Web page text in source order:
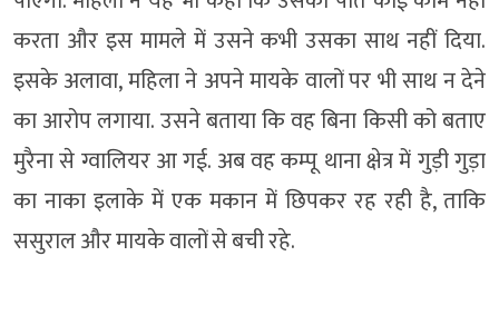
करता और इस मामले में उसने कभी उसका साथ नहीं दिया.
इसके अलावा, महिला ने अपने मायके वालों पर भी साथ न देने
का आरोप लगाया. उसने बताया कि वह बिना किसी को बताए
मुरैना से ग्वालियर आ गई. अब वह कम्पू थाना क्षेत्र में गुड़ी गुड़ा
का नाका इलाके में एक मकान में छिपकर रह रही है, ताकि
ससुराल और मायके वालों से बची रहे.